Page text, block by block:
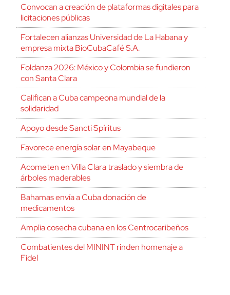
Convocan a creación de plataformas digitales para
licitaciones públicas
Fortalecen alianzas Universidad de La Habana y
empresa mixta BioCubaCafé S.A.
Foldanza 2026: México y Colombia se fundieron
con Santa Clara
Califican a Cuba campeona mundial de la
solidaridad
Apoyo desde Sancti Spíritus
Favorece energía solar en Mayabeque
Acometen en Villa Clara traslado y siembra de
árboles maderables
Bahamas envía a Cuba donación de
medicamentos
Amplia cosecha cubana en los Centrocaribeños
Combatientes del MININT rinden homenaje a
Fidel